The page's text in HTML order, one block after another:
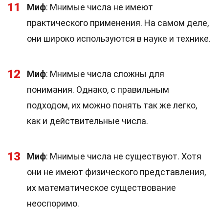
11 Миф: Мнимые числа не имеют
практического применения. На самом деле,
они широко используются в науке и технике.
12 Миф: Мнимые числа сложны для
понимания. Однако, с правильным
подходом, их можно понять так же легко,
как и действительные числа.
13 Миф: Мнимые числа не существуют. Хотя
они не имеют физического представления,
их математическое существование
неоспоримо.